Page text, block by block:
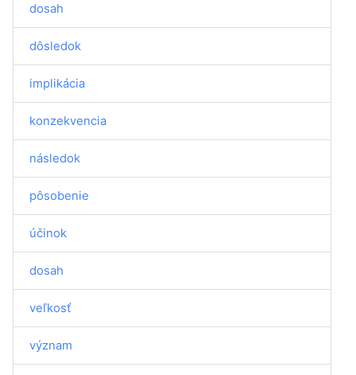
dosah
dôsledok
implikácia
konzekvencia
následok
pôsobenie
účinok
dosah
veľkosť
význam